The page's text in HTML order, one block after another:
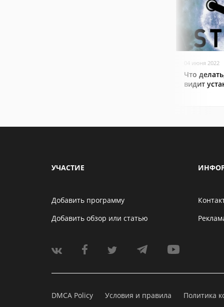
04 июня 2022
Что
видит
УЧАСТИЕ
Добавить программу
Добавить обзор или статью
DMCA Policy Условия и правила Политика